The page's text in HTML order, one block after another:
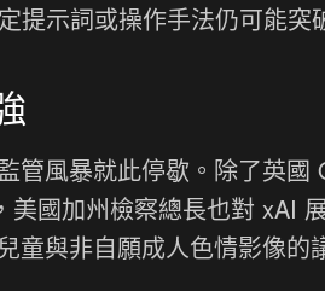
提示詞或操作手法仍可能突
管風暴就此停歇。除了英國
，美國加州檢察總長也對 xAI
童與非自願成人色情影像的